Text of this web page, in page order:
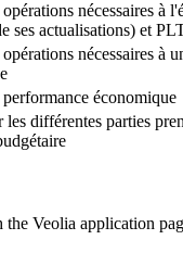
nécessaires à
ses actualisations) et
nécessaires à
économique
différentes parties
Veolia application